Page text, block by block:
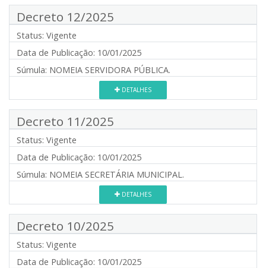
Decreto 12/2025
Status: Vigente
Data de Publicação: 10/01/2025
Súmula: NOMEIA SERVIDORA PÚBLICA.
DETALHES
Decreto 11/2025
Status: Vigente
Data de Publicação: 10/01/2025
Súmula: NOMEIA SECRETÁRIA MUNICIPAL.
DETALHES
Decreto 10/2025
Status: Vigente
Data de Publicação: 10/01/2025